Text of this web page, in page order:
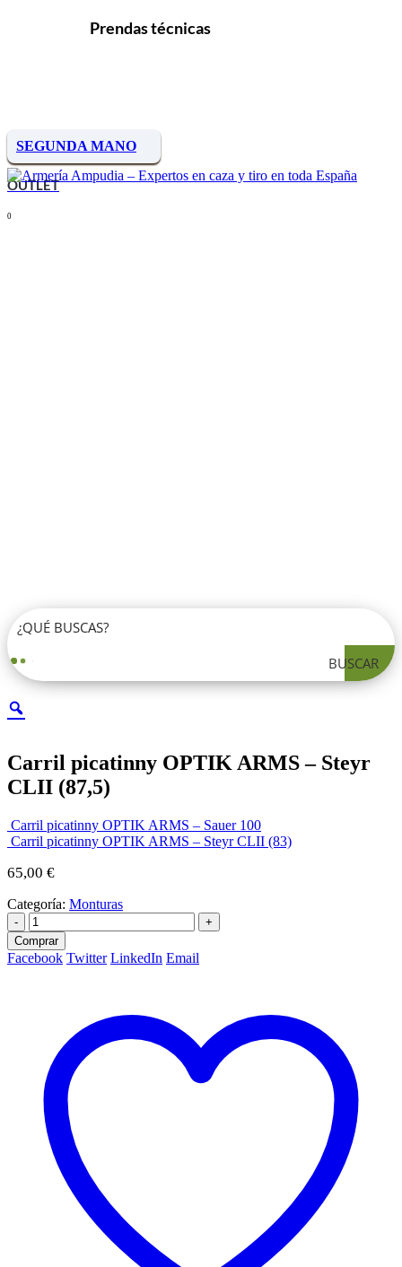
Prendas técnicas
SEGUNDA MANO
OUTLET
0
BUSCAR
Carril picatinny OPTIK ARMS – Steyr
CLII (87,5)
Carril picatinny OPTIK ARMS – Sauer 100
Carril picatinny OPTIK ARMS – Steyr CLII (83)
65,00 €
Categoría: Monturas
-
+
Comprar
Facebook Twitter LinkedIn Email